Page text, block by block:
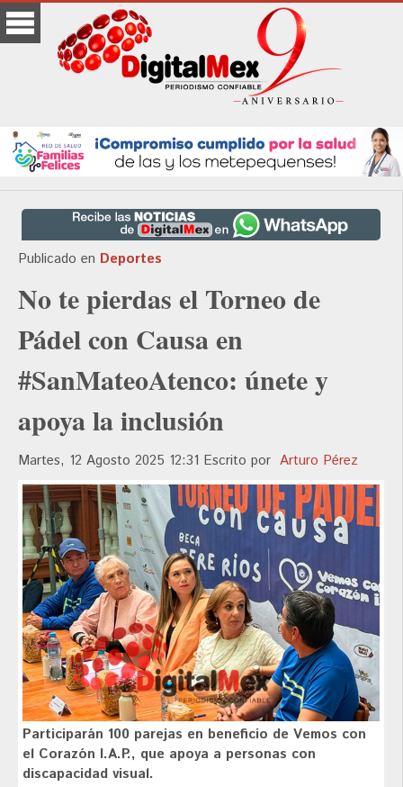
Publicado en Deportes
No te pierdas el Torneo de
Pádel con Causa en
#SanMateoAtenco: únete y
apoya la inclusión
Martes, 12 Agosto 2025 12:31 Escrito por Arturo Pérez
Participarán 100 parejas en beneficio de Vemos con
el Corazón I.A.P., que apoya a personas con
discapacidad visual.